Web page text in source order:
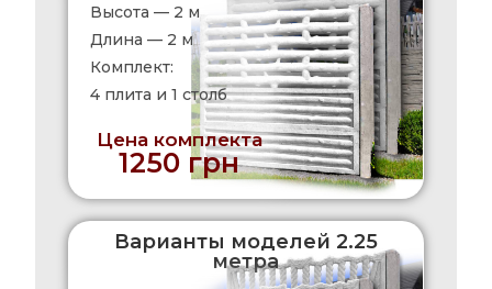
Высота — 2 м
Длина — 2 м
Комплект:
4 плита и 1 столб
Цена комплекта
1250 грн
Варианты моделей 2.25
метра